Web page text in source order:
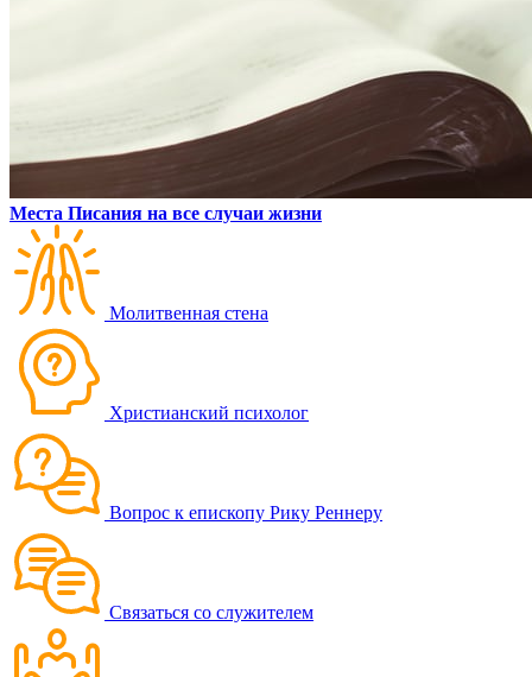
Места Писания на все случаи жизни
Молитвенная стена
Христианский психолог
Вопрос к епископу Рику Реннеру
Связаться со служителем